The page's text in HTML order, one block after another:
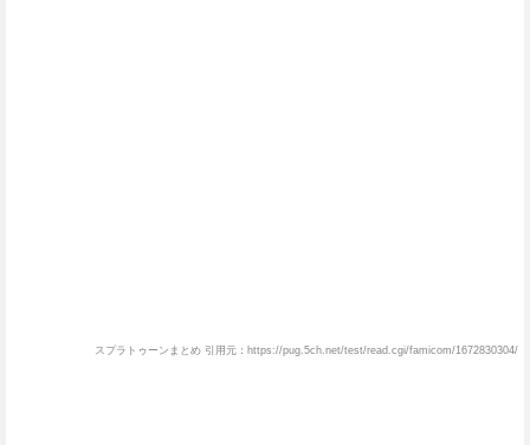
スプラトゥーンまとめ 引用元：https://pug.5ch.net/test/read.cgi/famicom/1672830304/